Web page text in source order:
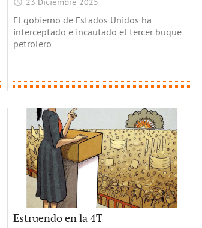
23 Diciembre 2025
El gobierno de Estados Unidos ha
interceptado e incautado el tercer buque
petrolero ...
Estruendo en la 4T